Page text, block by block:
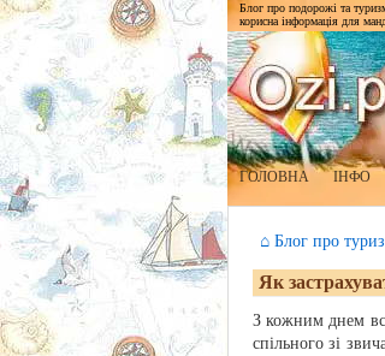
Блог про подорожі та
корисна інформація для
ГОЛОВНА ІНФО
⌂ Блог про
Як
З кожним днем
спільного зі